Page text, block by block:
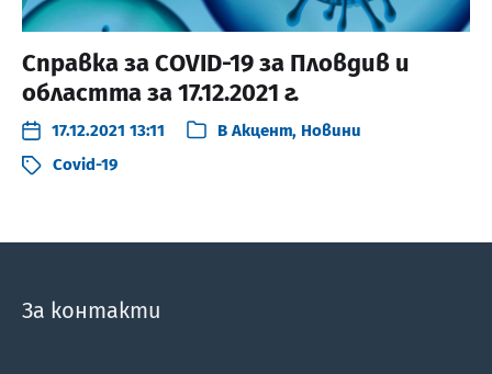
Справка за COVID-19 за Пловдив и
областта за 17.12.2021 г.
17.12.2021 13:11 В Акцент, Новини
Covid-19
За контакти